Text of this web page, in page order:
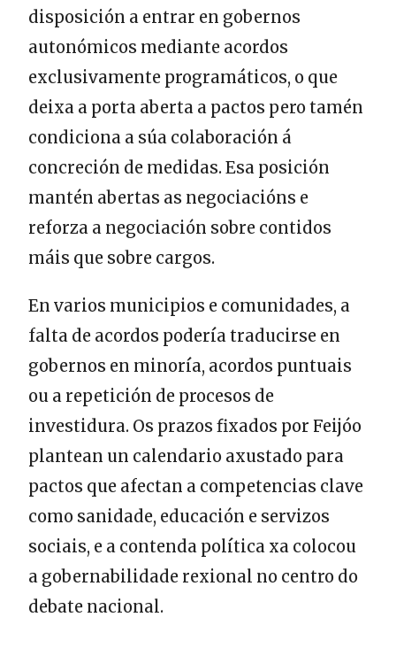
disposición a entrar en gobernos
autonómicos mediante acordos
exclusivamente programáticos, o que
deixa a porta aberta a pactos pero tamén
condiciona a súa colaboración á
concreción de medidas. Esa posición
mantén abertas as negociacións e
reforza a negociación sobre contidos
máis que sobre cargos.
En varios municipios e comunidades, a
falta de acordos podería traducirse en
gobernos en minoría, acordos puntuais
ou a repetición de procesos de
investidura. Os prazos fixados por Feijóo
plantean un calendario axustado para
pactos que afectan a competencias clave
como sanidade, educación e servizos
sociais, e a contenda política xa colocou
a gobernabilidade rexional no centro do
debate nacional.